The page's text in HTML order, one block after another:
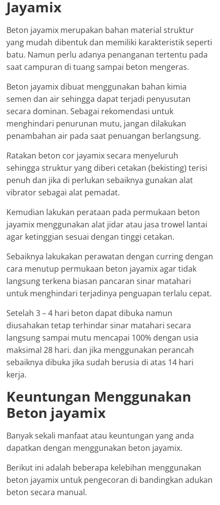
Jayamix
Beton jayamix merupakan bahan material struktur
yang mudah dibentuk dan memiliki karakteristik seperti
batu. Namun perlu adanya penanganan tertentu pada
saat campuran di tuang sampai beton mengeras.
Beton jayamix dibuat menggunakan bahan kimia
semen dan air sehingga dapat terjadi penyusutan
secara dominan. Sebagai rekomendasi untuk
menghindari penurunan mutu, jangan dilakukan
penambahan air pada saat penuangan berlangsung.
Ratakan beton cor jayamix secara menyeluruh
sehingga struktur yang diberi cetakan (bekisting) terisi
penuh dan jika di perlukan sebaiknya gunakan alat
vibrator sebagai alat pemadat.
Kemudian lakukan perataan pada permukaan beton
jayamix menggunakan alat jidar atau jasa trowel lantai
agar ketinggian sesuai dengan tinggi cetakan.
Sebaiknya lakukakan perawatan dengan curring dengan
cara menutup permukaan beton jayamix agar tidak
langsung terkena biasan pancaran sinar matahari
untuk menghindari terjadinya penguapan terlalu cepat.
Setelah 3 – 4 hari beton dapat dibuka namun
diusahakan tetap terhindar sinar matahari secara
langsung sampai mutu mencapai 100% dengan usia
maksimal 28 hari. dan jika menggunakan perancah
sebaiknya dibuka jika sudah berusia di atas 14 hari
kerja.
Keuntungan Menggunakan
Beton jayamix
Banyak sekali manfaat atau keuntungan yang anda
dapatkan dengan menggunakan beton jayamix.
Berikut ini adalah beberapa kelebihan menggunakan
beton jayamix untuk pengecoran di bandingkan adukan
beton secara manual.